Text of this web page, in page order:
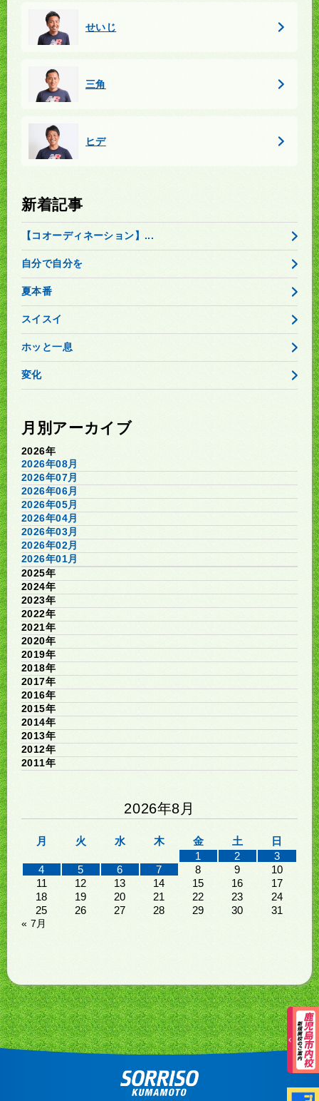
せいじ
三角
ヒデ
新着記事
【コオーディネーション】...
自分で自分を
夏本番
スイスイ
ホッと一息
変化
月別アーカイブ
2026年
2026年08月
2026年07月
2026年06月
2026年05月
2026年04月
2026年03月
2026年02月
2026年01月
2025年
2024年
2023年
2022年
2021年
2020年
2019年
2018年
2017年
2016年
2015年
2014年
2013年
2012年
2011年
2026年8月
月 火 水 木 金 土
日
1
2
3
4
5 6 7 8 9
10
11
12 13 14 15 16
17
18
19 20 21 22 23
24
25
26 27 28 29 30 31
« 7月